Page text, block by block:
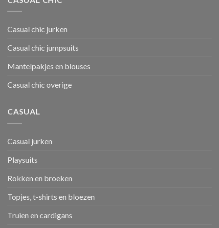
Casual chic jurken
Casual chic jumpsuits
Mantelpakjes en blouses
Casual chic overige
CASUAL
Casual jurken
Playsuits
Rokken en broeken
Topjes, t-shirts en bloezen
Truien en cardigans